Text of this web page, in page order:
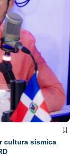
cultura sísmica